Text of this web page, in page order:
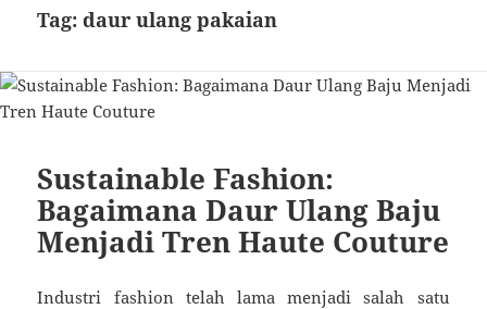
Tag:daur ulang pakaian
Sustainable Fashion:
Bagaimana Daur Ulang Baju
Menjadi Tren Haute Couture
Industri fashion telah lama menjadi salah satu